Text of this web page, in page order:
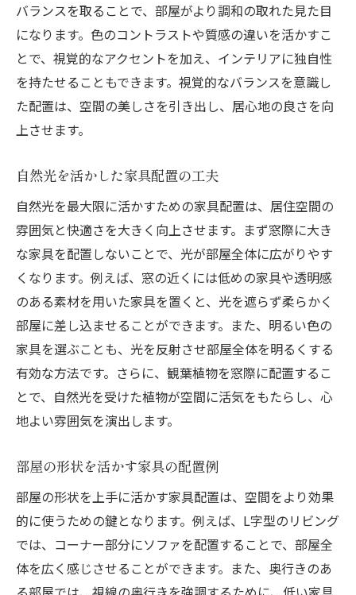
バランスを取ることで、部屋がより調和の取れた見た目
になります。色のコントラストや質感の違いを活かすこ
とで、視覚的なアクセントを加え、インテリアに独自性
を持たせることもできます。視覚的なバランスを意識し
た配置は、空間の美しさを引き出し、居心地の良さを向
上させます。
自然光を活かした家具配置の工夫
自然光を最大限に活かすための家具配置は、居住空間の
雰囲気と快適さを大きく向上させます。まず窓際に大き
な家具を配置しないことで、光が部屋全体に広がりやす
くなります。例えば、窓の近くには低めの家具や透明感
のある素材を用いた家具を置くと、光を遮らず柔らかく
部屋に差し込ませることができます。また、明るい色の
家具を選ぶことも、光を反射させ部屋全体を明るくする
有効な方法です。さらに、観葉植物を窓際に配置するこ
とで、自然光を受けた植物が空間に活気をもたらし、心
地よい雰囲気を演出します。
部屋の形状を活かす家具の配置例
部屋の形状を上手に活かす家具配置は、空間をより効果
的に使うための鍵となります。例えば、L字型のリビング
では、コーナー部分にソファを配置することで、部屋全
体を広く感じさせることができます。また、奥行きのあ